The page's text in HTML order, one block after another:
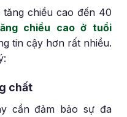
chiều cao đến 40
chiều cao ở tuổi
tin cậy hơn rất nhiều.
chất
cần đảm bảo sự đa